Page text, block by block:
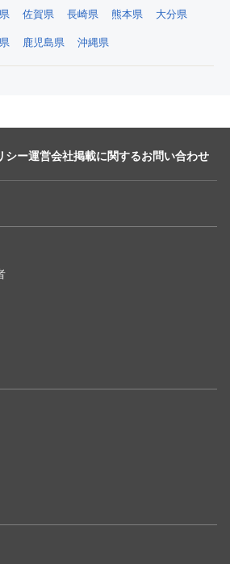
佐賀県 長崎県 熊本県 大分県
鹿児島県 沖縄県
シー運営会社掲載に関するお問い合わせ